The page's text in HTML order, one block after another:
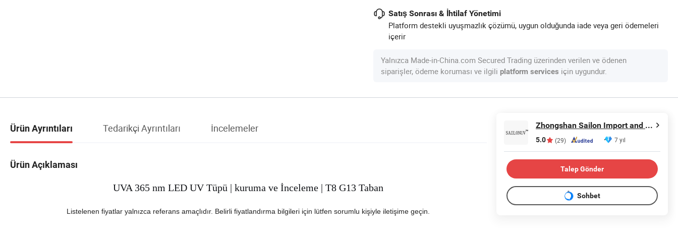
Satış Sonrası & İhtilaf Yönetimi
Platform destekli uyuşmazlık çözümü, uygun olduğunda iade veya geri ödemeleri
içerir
Yalnızca Made-in-China.com Secured Trading üzerinden verilen ve ödenen
siparişler, ödeme koruması ve ilgili platform services için uygundur.
Ürün Ayrıntıları Tedarikçi Ayrıntıları İncelemeler
Ürün Açıklaması
UVA 365 nm LED UV Tüpü | kuruma ve İnceleme | T8 G13 Taban
Listelenen fiyatlar yalnızca referans amaçlıdır. Belirli fiyatlandırma bilgileri için lütfen sorumlu kişiyle iletişime geçin.
Zhongshan Sailon Import and Export Co., Ltd
5.0 (29) 7 yıl
Talep Gönder
Sohbet